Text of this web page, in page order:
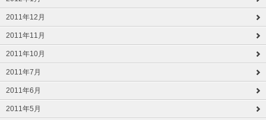
2011年12月
2011年11月
2011年10月
2011年7月
2011年6月
2011年5月